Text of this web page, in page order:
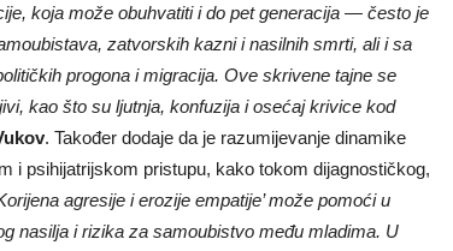
koja može obuhvatiti i do pet generacija — često je
zatvorskih kazni i nasilnih smrti, ali i sa
progona i migracija. Ove skrivene tajne se
kao što su ljutnja, konfuzija i osećaj krivice kod
. Također dodaje da je razumijevanje dinamike
i psihijatrijskom pristupu, kako tokom dijagnostičkog,
agresije i erozije empatije’ može pomoći u
nasilja i rizika za samoubistvo među mladima. U